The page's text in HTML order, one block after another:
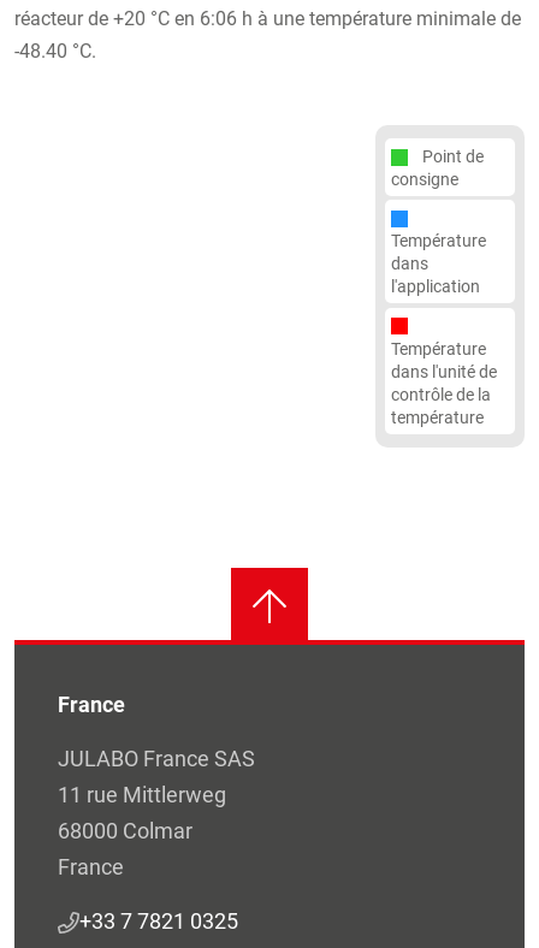
réacteur de +20 °C en 6:06 h à une température minimale de
-48.40 °C.
Point de
consigne
Température
dans
l'application
Température
dans l'unité de
contrôle de la
température
France
JULABO France SAS
11 rue Mittlerweg
68000 Colmar
France
+33 7 7821 0325